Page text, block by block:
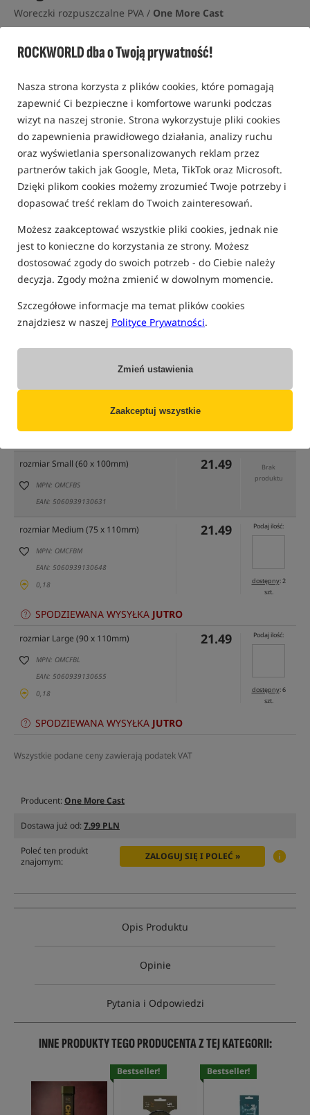
ROCKWORLD dba o Twoją prywatność!
Nasza strona korzysta z plików cookies, które pomagają
zapewnić Ci bezpieczne i komfortowe warunki podczas
wizyt na naszej stronie. Strona wykorzystuje pliki cookies
do zapewnienia prawidłowego działania, analizy ruchu
oraz wyświetlania spersonalizowanych reklam przez
partnerów takich jak Google, Meta, TikTok oraz Microsoft.
Dzięki plikom cookies możemy zrozumieć Twoje potrzeby i
dopasować treść reklam do Twoich zainteresowań.
Możesz zaakceptować wszystkie pliki cookies, jednak nie
jest to konieczne do korzystania ze strony. Możesz
dostosować zgody do swoich potrzeb - do Ciebie należy
decyzja. Zgody można zmienić w dowolnym momencie.
Szczegółowe informacje ma temat plików cookies
znajdziesz w naszej Polityce Prywatności.
Zmień ustawienia
Zaakceptuj wszystkie
Woreczki rozpuszczalne PVA / One More Cast
0 opinii | ponad 40 osób kupiło ten produkt
Bestseller!
(część opcji mogła zostać ukryta przez wybrany sposób filtrowania)
rozmiar Small (60 x 100mm)
MPN: OMCFBS
EAN: 5060939130631
21.49
Brak
produktu
rozmiar Medium (75 x 110mm)
MPN: OMCFBM
EAN: 5060939130648
0,18
21.49 Podaj ilość:
dostępny: 2
szt.
SPODZIEWANA WYSYŁKA JUTRO
rozmiar Large (90 x 110mm)
MPN: OMCFBL
EAN: 5060939130655
0,18
21.49 Podaj ilość:
dostępny: 6
szt.
SPODZIEWANA WYSYŁKA JUTRO
Wszystkie podane ceny zawierają podatek VAT
Producent:One More Cast
Dostawa już od:7.99 PLN
Poleć ten produkt
znajomym:
ZALOGUJ SIĘ I POLEĆ »
Opis Produktu
Opinie
Pytania i Odpowiedzi
INNE PRODUKTY TEGO PRODUCENTA Z TEJ KATEGORII:
Bestseller! Bestseller!